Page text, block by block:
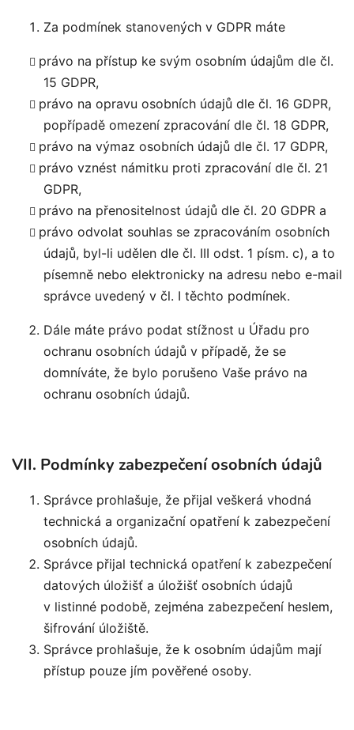
Za podmínek stanovených v GDPR máte
právo na přístup ke svým osobním údajům dle čl.
15 GDPR,
právo na opravu osobních údajů dle čl. 16 GDPR,
popřípadě omezení zpracování dle čl. 18 GDPR,
právo na výmaz osobních údajů dle čl. 17 GDPR,
právo vznést námitku proti zpracování dle čl. 21
GDPR,
právo na přenositelnost údajů dle čl. 20 GDPR a
právo odvolat souhlas se zpracováním osobních
údajů, byl-li udělen dle čl. III odst. 1 písm. c), a to
písemně nebo elektronicky na adresu nebo e-mail
správce uvedený v čl. I těchto podmínek.
Dále máte právo podat stížnost u Úřadu pro
ochranu osobních údajů v případě, že se
domníváte, že bylo porušeno Vaše právo na
ochranu osobních údajů.
VII. Podmínky zabezpečení osobních údajů
Správce prohlašuje, že přijal veškerá vhodná
technická a organizační opatření k zabezpečení
osobních údajů.
Správce přijal technická opatření k zabezpečení
datových úložišť a úložišť osobních údajů
v listinné podobě, zejména zabezpečení heslem,
šifrování úložiště.
Správce prohlašuje, že k osobním údajům mají
přístup pouze jím pověřené osoby.